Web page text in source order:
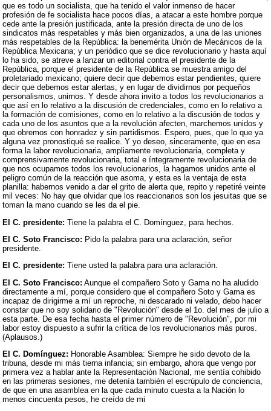
que es todo un socialista, que ha tenido el valor inmenso de hacer
profesión de fe socialista hace pocos días, a atacar a este hombre porque
cede ante la presión justificada, ante la presión directa de uno de los
sindicatos más respetables y más bien organizados, a una de las uniones
más respetables de la República: la benemérita Unión de Mecánicos de la
República Mexicana; y un periódico que se dice revolucionario y hasta aquí
lo ha sido, se atreve a lanzar un editorial contra el presidente de la
República, porque el presidente de la República se muestra amigo del
proletariado mexicano; quiere decir que debemos estar pendientes, quiere
decir que debemos estar alertas, y en lugar de dividirnos por pequeños
personalismos, unirnos. Y desde ahora invito a todos los revolucionarios a
que así en lo relativo a la discusión de credenciales, como en lo relativo a
la formación de comisiones, como en lo relativo a la discusión de todos y
cada uno de los asuntos que a la revolución afecten, marchemos unidos y
que obremos con honradez y sin partidismos. Espero, pues, que lo que ya
alguna vez pronostiqué se realice. Y yo deseo, sinceramente, que en esa
forma la labor revolucionaria, ampliamente revolucionaria, completa y
comprensivamente revolucionaria, total e íntegramente revolucionaria de
que nos ocupamos todos los revolucionarios, la hagamos unidos ante el
peligro común de la reacción que asoma, y esta es la ventaja de esta
planilla: habernos venido a dar el grito de alerta que, repito y repetiré veinte
mil veces: No hay que olvidar que los reaccionarios son los jesuitas que se
toman la mano cuando se les da el pie.
El C. presidente: Tiene la palabra el C. Domínguez, para hechos.
El C. Soto Francisco: Pido la palabra para una aclaración, señor
presidente.
El C. presidente: Tiene usted la palabra para una aclaración.
El C. Soto Francisco: Aunque el compañero Soto y Gama no ha aludido
directamente a mí, porque considero que el compañero Soto y Gama es
incapaz de dirigirme a mí un reproche, ni descarado ni velado, debo hacer
constar que no soy solidario de "Revolución" desde el 1o. del mes de julio a
esta parte. De esa fecha hasta el primer número de "Revolución", por mi
labor estoy dispuesto a sufrir la crítica de los revolucionarios más puros.
(Aplausos.)
El C. Domínguez: Honorable Asamblea: Siempre he sido devoto de la
tribuna, desde mi más tierna infancia; sin embargo, ahora que vengo por
primera vez a hablar ante la Representación Nacional, me sentía cohibido
en las primeras sesiones, me detenía también el escrúpulo de conciencia,
de que en una asamblea en la que cada minuto cuesta a la Nación lo
menos cincuenta pesos, he creído de mi